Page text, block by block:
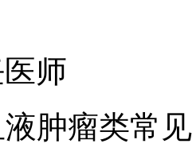
师
肿瘤类常